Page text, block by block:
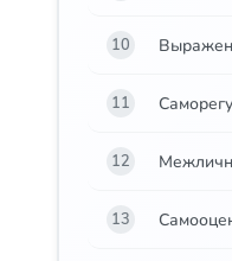
10
11
12
13